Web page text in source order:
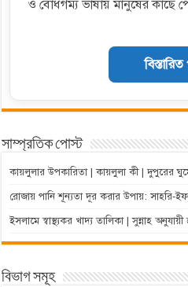
ও বোধগম্য ভাষায় মানুষের কাছে
সাম্প্রতিক পোস্ট
কায়লুলার উপকারিতা | কায়লুলা কী | দুপুরের
রোজায় পানি শূন্যতা দূর করার উপায়: সাহরি-
ইসলামে স্বাস্থ্যকর খাদ্য তালিকা | সুন্নাহ
বিভাগ সমূহ